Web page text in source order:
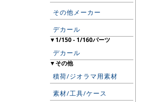
その他メーカー
デカール
▼1/150 - 1/160パーツ
デカール
▼その他
積荷/ジオラマ用素材
素材/工具/ケース